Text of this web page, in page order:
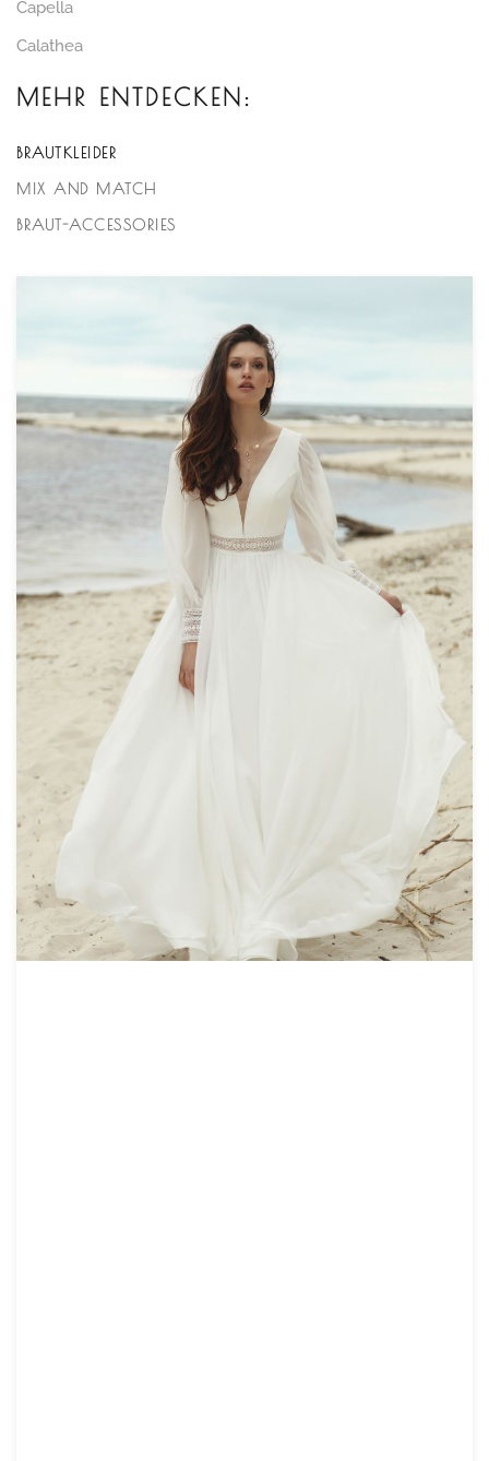
Capella
Calathea
MEHR ENTDECKEN:
BRAUTKLEIDER
MIX AND MATCH
BRAUT-ACCESSORIES